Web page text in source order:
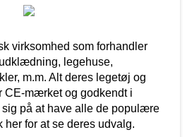
virksomhed som forhandler
legehuse,
m.m. Alt deres legetøj og
CE-mærket og godkendt i
på at have alle de populære
for at se deres udvalg.